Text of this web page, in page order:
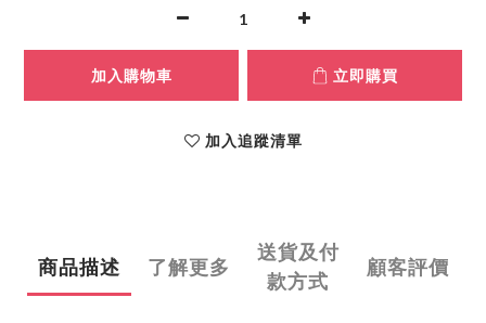
加入購物車 立即購買
加入追蹤清單
商品描述 了解更多
送貨及付
款方式
顧客評價